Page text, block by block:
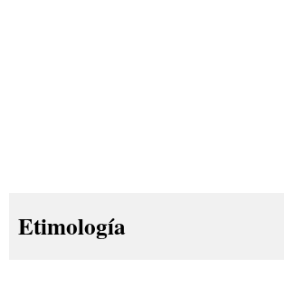
Etimología